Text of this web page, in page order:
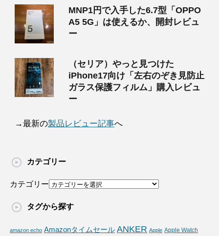
MNP1円で入手した6.7型「OPPO
A5 5G」は使えるか、開封レビュ
ー
（セリア）やっと見つけた
iPhone17向け「左右のぞき見防止
ガラス保護フィルム」購入レビュ
ー
→最新の製品レビュー記事へ
カテゴリー
カテゴリー
タグから探す
amazon echo Amazonタイムセール ANKER Apple Apple Watch